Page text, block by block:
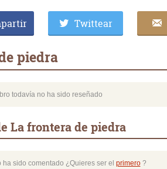
Twittear
piedra
todavía no ha sido reseñado
La frontera de piedra
ha sido comentado ¿Quieres ser el primero?